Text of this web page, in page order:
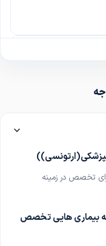
تخصص در زمینه
بیماری هایی تخصص